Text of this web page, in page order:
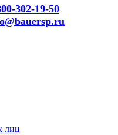
302-19-50
лиц